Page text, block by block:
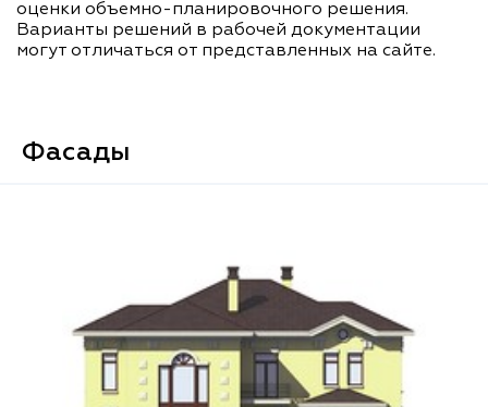
оценки объемно-планировочного решения.
Варианты решений в рабочей документации
могут отличаться от представленных на сайте.
Фасады